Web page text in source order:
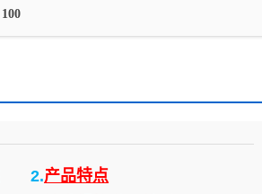
100
2.产品特点